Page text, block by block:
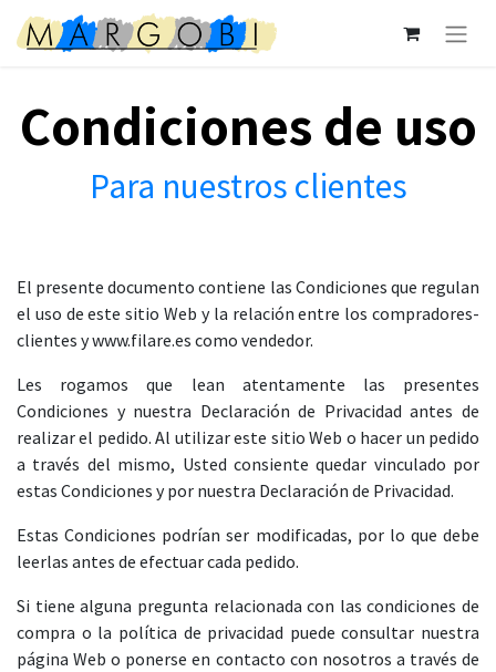
Condiciones de uso
Para nuestros clientes
El presente documento contiene las Condiciones que regulan
el uso de este sitio Web y la relación entre los compradores-
clientes y www.filare.es como vendedor.
Les rogamos que lean atentamente las presentes
Condiciones y nuestra Declaración de Privacidad antes de
realizar el pedido. Al utilizar este sitio Web o hacer un pedido
a través del mismo, Usted consiente quedar vinculado por
estas Condiciones y por nuestra Declaración de Privacidad.
Estas Condiciones podrían ser modificadas, por lo que debe
leerlas antes de efectuar cada pedido.
Si tiene alguna pregunta relacionada con las condiciones de
compra o la política de privacidad puede consultar nuestra
página Web o ponerse en contacto con nosotros a través de